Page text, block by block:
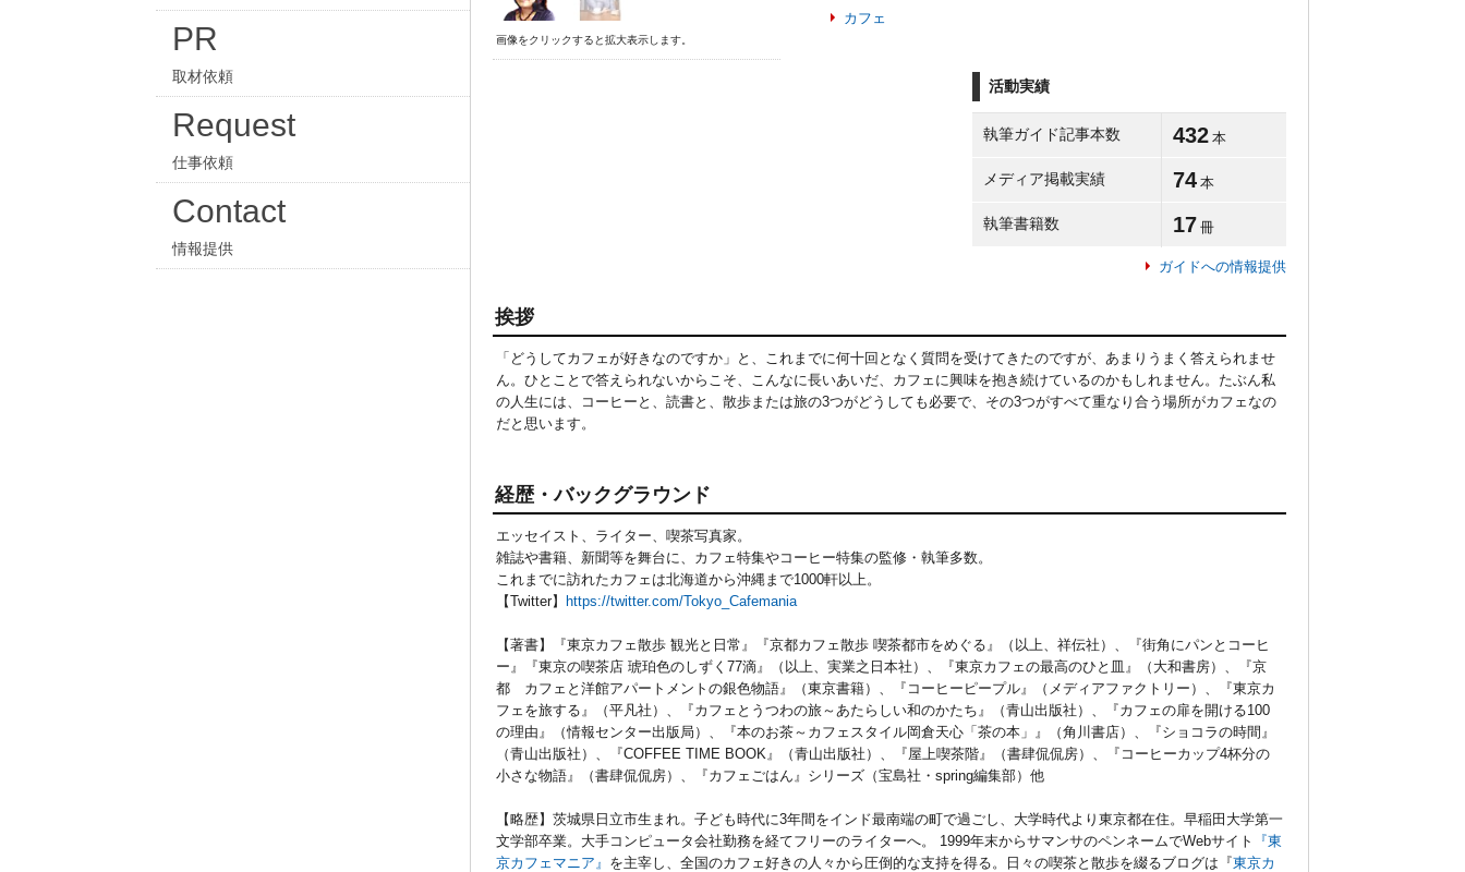
PR
取材依頼
Request
仕事依頼
Contact
情報提供
画像をクリックすると拡大表示します。
カフェ
活動実績
執筆ガイド記事本数 432 本
メディア掲載実績 74 本
執筆書籍数 17 冊
ガイドへの情報提供
挨拶
「どうしてカフェが好きなのですか」と、これまでに何十回となく質問を受けてきたのですが、あまりうまく答えられませ
ん。ひとことで答えられないからこそ、こんなに長いあいだ、カフェに興味を抱き続けているのかもしれません。たぶん私
の人生には、コーヒーと、読書と、散歩または旅の3つがどうしても必要で、その3つがすべて重なり合う場所がカフェなの
だと思います。
経歴・バックグラウンド
エッセイスト、ライター、喫茶写真家。
雑誌や書籍、新聞等を舞台に、カフェ特集やコーヒー特集の監修・執筆多数。
これまでに訪れたカフェは北海道から沖縄まで1000軒以上。
【Twitter】
https://twitter.com/Tokyo_Cafemania
【著書】『東京カフェ散歩 観光と日常』『京都カフェ散歩 喫茶都市をめぐる』（以上、祥伝社）、『街角にパンとコーヒ
ー』『東京の喫茶店 琥珀色のしずく77滴』（以上、実業之日本社）、『東京カフェの最高のひと皿』（大和書房）、『京
都 カフェと洋館アパートメントの銀色物語』（東京書籍）、『コーヒーピープル』（メディアファクトリー）、『東京カ
フェを旅する』（平凡社）、『カフェとうつわの旅～あたらしい和のかたち』（青山出版社）、『カフェの扉を開ける100
の理由』（情報センター出版局）、『本のお茶～カフェスタイル岡倉天心「茶の本」』（角川書店）、『ショコラの時間』
（青山出版社）、『COFFEE TIME BOOK』（青山出版社）、『屋上喫茶階』（書肆侃侃房）、『コーヒーカップ4杯分の
小さな物語』（書肆侃侃房）、『カフェごはん』シリーズ（宝島社・spring編集部）他
【略歴】茨城県日立市生まれ。子ども時代に3年間をインド最南端の町で過ごし、大学時代より東京都在住。早稲田大学第一
文学部卒業。大手コンピュータ会社勤務を経てフリーのライターへ。 1999年末からサマンサのペンネームでWebサイト
『東
京カフェマニア』 を主宰し、全国のカフェ好きの人々から圧倒的な支持を得る。日々の喫茶と散歩を綴るブログは『東京カ